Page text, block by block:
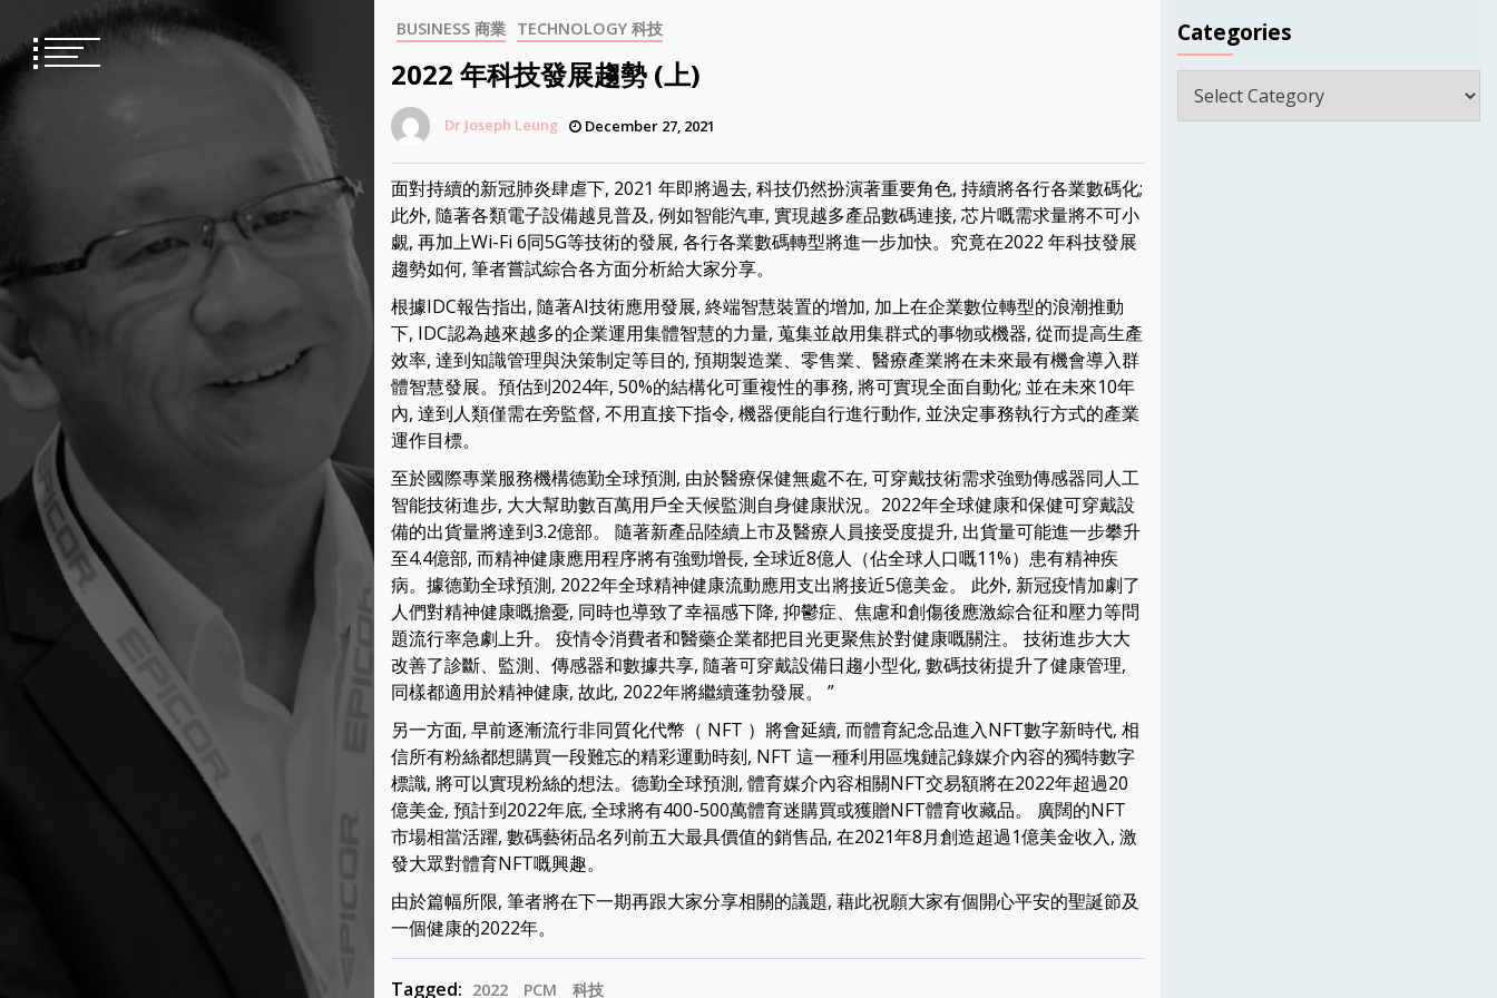
content
BUSINESS 商業 TECHNOLOGY 科技
2022 年科技發展趨勢 (上)
Dr Joseph Leung December 27, 2021
面對持續的新冠肺炎肆虐下, 2021 年即將過去, 科技仍然扮演著重要角色, 持續將各行各業數碼化;
此外, 隨著各類電子設備越見普及, 例如智能汽車, 實現越多產品數碼連接, 芯片嘅需求量將不可小
覷, 再加上Wi-Fi 6同5G等技術的發展, 各行各業數碼轉型將進一步加快。究竟在2022 年科技發展
趨勢如何, 筆者嘗試綜合各方面分析給大家分享。
根據IDC報告指出, 隨著AI技術應用發展, 終端智慧裝置的增加, 加上在企業數位轉型的浪潮推動
下, IDC認為越來越多的企業運用集體智慧的力量, 蒐集並啟用集群式的事物或機器, 從而提高生產
效率, 達到知識管理與決策制定等目的, 預期製造業、零售業、醫療產業將在未來最有機會導入群
體智慧發展。預估到2024年, 50%的結構化可重複性的事務, 將可實現全面自動化; 並在未來10年
內, 達到人類僅需在旁監督, 不用直接下指令, 機器便能自行進行動作, 並決定事務執行方式的產業
運作目標。
至於國際專業服務機構德勤全球預測, 由於醫療保健無處不在, 可穿戴技術需求強勁傳感器同人工
智能技術進步, 大大幫助數百萬用戶全天候監測自身健康狀況。2022年全球健康和保健可穿戴設
備的出貨量將達到3.2億部。 隨著新產品陸續上市及醫療人員接受度提升, 出貨量可能進一步攀升
至4.4億部, 而精神健康應用程序將有強勁增長, 全球近8億人（佔全球人口嘅11%）患有精神疾
病。據德勤全球預測, 2022年全球精神健康流動應用支出將接近5億美金。 此外, 新冠疫情加劇了
人們對精神健康嘅擔憂, 同時也導致了幸福感下降, 抑鬱症、焦慮和創傷後應激綜合征和壓力等問
題流行率急劇上升。 疫情令消費者和醫藥企業都把目光更聚焦於對健康嘅關注。 技術進步大大
改善了診斷、監測、傳感器和數據共享, 隨著可穿戴設備日趨小型化, 數碼技術提升了健康管理,
同樣都適用於精神健康, 故此, 2022年將繼續蓬勃發展。 ”
另一方面, 早前逐漸流行非同質化代幣（ NFT ）將會延續, 而體育紀念品進入NFT數字新時代, 相
信所有粉絲都想購買一段難忘的精彩運動時刻, NFT 這一種利用區塊鏈記錄媒介內容的獨特數字
標識, 將可以實現粉絲的想法。德勤全球預測, 體育媒介內容相關NFT交易額將在2022年超過20
億美金, 預計到2022年底, 全球將有400-500萬體育迷購買或獲贈NFT體育收藏品。 廣闊的NFT
市場相當活躍, 數碼藝術品名列前五大最具價值的銷售品, 在2021年8月創造超過1億美金收入, 激
發大眾對體育NFT嘅興趣。
由於篇幅所限, 筆者將在下一期再跟大家分享相關的議題, 藉此祝願大家有個開心平安的聖誕節及
一個健康的2022年。
Tagged: 2022 PCM 科技
Categories
Categories